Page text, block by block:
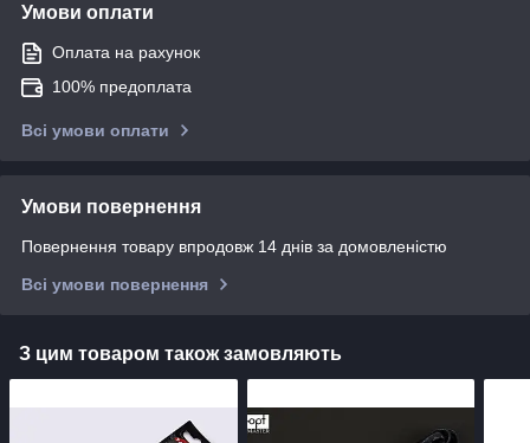
Умови оплати
Оплата на рахунок
100% предоплата
Всі умови оплати
Умови повернення
Повернення товару впродовж 14 днів за домовленістю
Всі умови повернення
З цим товаром також замовляють